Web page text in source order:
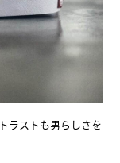
ラストも男らしさを